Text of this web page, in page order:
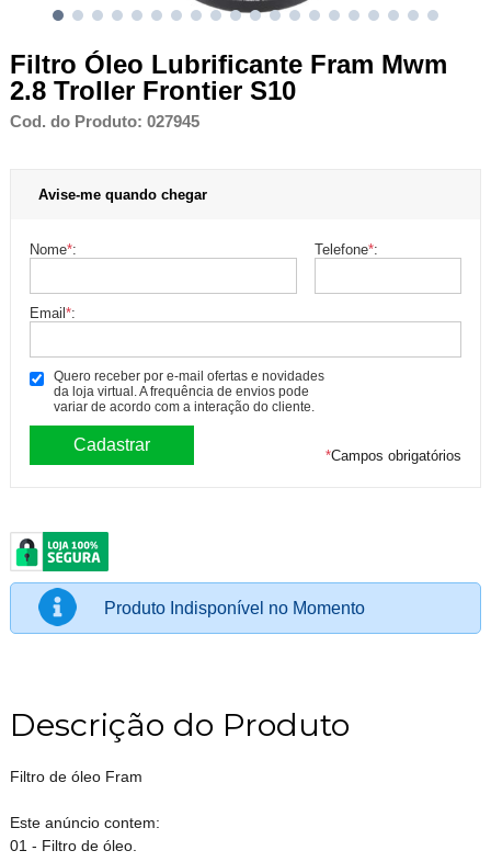
Filtro Óleo Lubrificante Fram Mwm
2.8 Troller Frontier S10
Cod. do Produto: 027945
Avise-me quando chegar
Nome*: Telefone*:
Email*:
Quero receber por e-mail ofertas e novidades
da loja virtual. A frequência de envios pode
variar de acordo com a interação do cliente.
*Campos obrigatórios
Produto Indisponível no Momento
Descrição do Produto
Filtro de óleo Fram
Este anúncio contem:
01 - Filtro de óleo.